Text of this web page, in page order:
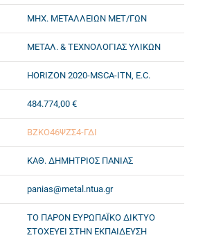
ΜΗΧ. ΜΕΤΑΛΛΕΙΩΝ ΜΕΤ/ΓΩΝ
ΜΕΤΑΛ. & ΤΕΧΝΟΛΟΓΙΑΣ ΥΛΙΚΩΝ
HORIZON 2020-MSCA-ITN, E.C.
484.774,00 €
ΒΖΚΟ46ΨΖΣ4-ΓΔΙ
ΚΑΘ. ΔΗΜΗΤΡΙΟΣ ΠΑΝΙΑΣ
panias@metal.ntua.gr
ΤΟ ΠΑΡΟΝ ΕΥΡΩΠΑΪΚΟ ΔΙΚΤΥΟ
ΣΤΟΧΕΥΕΙ ΣΤΗΝ ΕΚΠΑΙΔΕΥΣΗ